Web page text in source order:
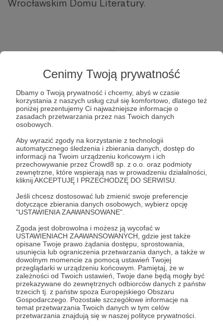
Cenimy Twoją prywatność
Dbamy o Twoją prywatność i chcemy, abyś w czasie
korzystania z naszych usług czuł się komfortowo, dlatego też
poniżej prezentujemy Ci najważniejsze informacje o
zasadach przetwarzania przez nas Twoich danych
osobowych.
Aby wyrazić zgody na korzystanie z technologii
automatycznego śledzenia i zbierania danych, dostęp do
informacji na Twoim urządzeniu końcowym i ich
przechowywanie przez Crowd8 sp. z o.o. oraz podmioty
zewnętrzne, które wspierają nas w prowadzeniu działalności,
kliknij AKCEPTUJĘ I PRZECHODZĘ DO SERWISU.
Jeśli chcesz dostosować lub zmienić swoje preferencje
dotyczące zbierania danych osobowych, wybierz opcję
"USTAWIENIA ZAAWANSOWANE".
Zgoda jest dobrowolna i możesz ją wycofać w
USTAWIENIACH ZAAWANSOWANYCH, gdzie jest także
opisane Twoje prawo żądania dostępu, sprostowania,
usunięcia lub ograniczenia przetwarzania danych, a także w
dowolnym momencie za pomocą ustawień Twojej
przeglądarki w urządzeniu końcowym. Pamiętaj, że w
zależności od Twoich ustawień, Twoje dane będą mogły być
przekazywane do zewnętrznych odbiorców danych z państw
trzecich tj. z państw spoza Europejskiego Obszaru
Gospodarczego. Pozostałe szczegółowe informacje na
temat przetwarzania Twoich danych w tym celów
przetwarzania znajdują się w naszej polityce prywatności.
Wrocławskim Domu Literatury.
Post dostępny tylko dla Patronów
Aby zobaczyć ten materiał musisz być zalogowany
Zostań Patronem
Zaloguj się
Michał Nogaś spotkanie Proza Peszek
Udostępnij
Radio Nowy Świat
Zobacz profil autora